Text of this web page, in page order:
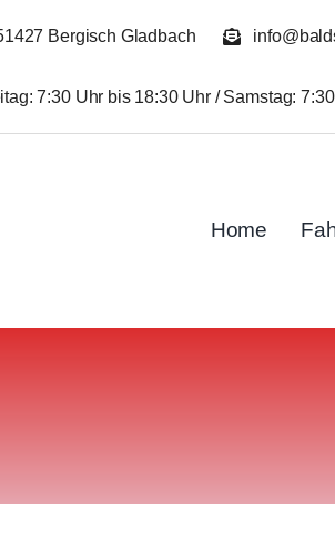
Bergisch Gladbach
7:30 Uhr bis 18:30 Uhr / Samstag:
Home